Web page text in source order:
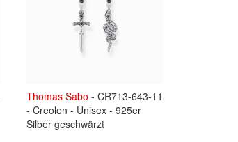
Thomas Sabo - CR713-643-11
- Creolen - Unisex - 925er
Silber geschwärzt